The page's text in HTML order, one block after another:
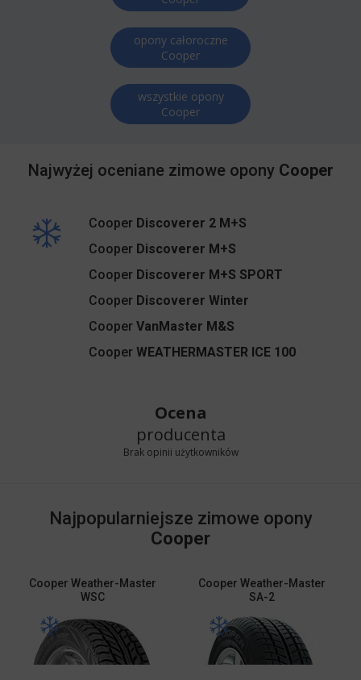
opony całoroczne
Cooper
wszystkie opony
Cooper
Najwyżej oceniane zimowe opony Cooper
Cooper Discoverer 2 M+S
Cooper Discoverer M+S
Cooper Discoverer M+S SPORT
Cooper Discoverer Winter
Cooper VanMaster M&S
Cooper WEATHERMASTER ICE 100
Ocena
producenta
Brak opinii użytkowników
Najpopularniejsze zimowe opony
Cooper
Cooper Weather-Master
WSC
Cooper Weather-Master
SA-2